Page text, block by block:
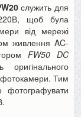
служить для
щоб була
від мережі
живлення AC-
FW50 DC
фотокамери. Тим